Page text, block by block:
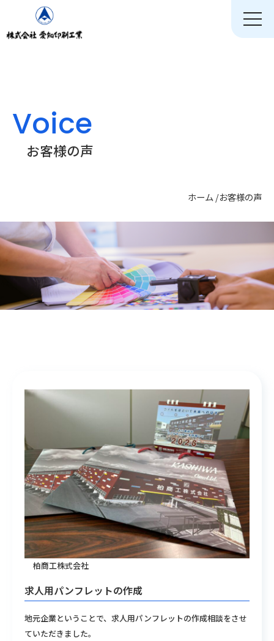
toggle
Voice
お客様の声
ホーム /お客様の声
柏商工株式会社
求人用パンフレットの作成
地元企業ということで、求人用パンフレットの作成相談をさせ
ていただきました。